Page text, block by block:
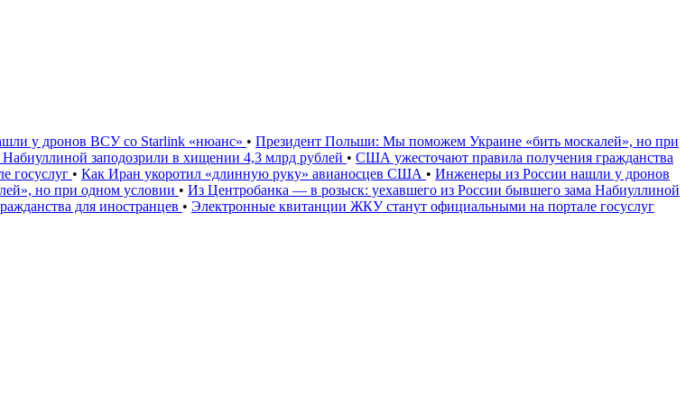
у дронов ВСУ со Starlink «нюанс» • Президент Польши: Мы поможем Украине «бить москалей», но при
заподозрили в хищении 4,3 млрд рублей • США ужесточают правила получения гражданства
госуслуг • Как Иран укоротил «длинную руку» авианосцев США • Инженеры из России нашли у дронов
но при одном условии • Из Центробанка — в розыск: уехавшего из России бывшего зама Набиуллиной
для иностранцев • Электронные квитанции ЖКУ станут официальными на портале госуслуг